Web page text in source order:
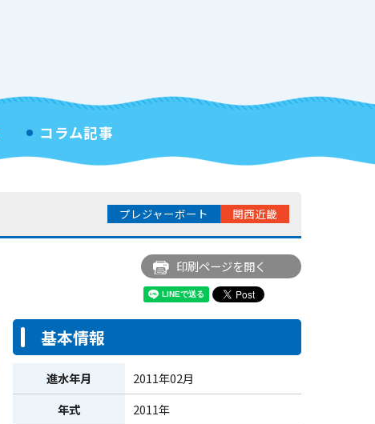
コラム記事
プレジャーボート 関西近畿
印刷ページを開く
基本情報
進水年月
2011年02月
年式
2011年